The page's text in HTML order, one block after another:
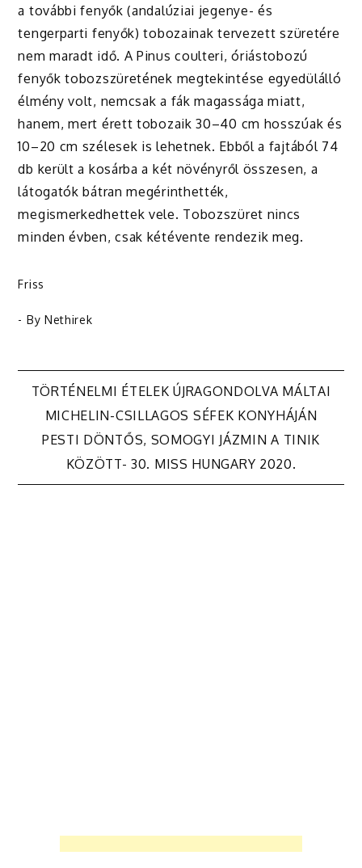
a további fenyők (andalúziai jegenye- és
tengerparti fenyők) tobozainak tervezett szüretére
nem maradt idő. A Pinus coulteri, óriástobozú
fenyők tobozszüretének megtekintése egyedülálló
élmény volt, nemcsak a fák magassága miatt,
hanem, mert érett tobozaik 30–40 cm hosszúak és
10–20 cm szélesek is lehetnek. Ebből a fajtából 74
db került a kosárba a két növényről összesen, a
látogatók bátran megérinthették,
megismerkedhettek vele. Tobozszüret nincs
minden évben, csak kétévente rendezik meg.
Friss
- By Nethirek
Bejegyzés
navigáció
TÖRTÉNELMI ÉTELEK ÚJRAGONDOLVA MÁLTAI
MICHELIN-CSILLAGOS SÉFEK KONYHÁJÁN
PESTI DÖNTŐS, SOMOGYI JÁZMIN A TINIK
KÖZÖTT- 30. MISS HUNGARY 2020.